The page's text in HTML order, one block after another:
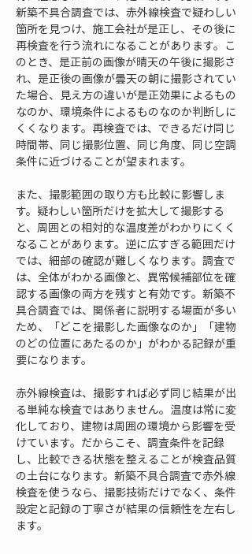
新築不具合調査では、赤外線検査で疑わしい
箇所を見つけ、施工会社が是正し、その後に
再検査を行う流れになることがあります。こ
のとき、是正前の画像が晴天の午後に撮影さ
れ、是正後の画像が曇天の朝に撮影されてい
た場合、見え方の違いが是正効果によるもの
なのか、環境条件によるものなのか判断しに
くくなります。再検査では、できるだけ同じ
時間帯、同じ撮影位置、同じ角度、同じ空調
条件に近づけることが望まれます。
また、撮影範囲の取り方も比較に影響しま
す。疑わしい箇所だけを拡大して撮影する
と、周囲との相対的な温度差がわかりにくく
なることがあります。逆に広すぎる範囲だけ
では、細部の確認が難しくなります。調査で
は、全体がわかる画像と、異常候補部位を確
認する画像の両方を残すと有効です。新築不
具合調査では、関係者に説明する場面が多い
ため、「どこを撮影した画像なのか」「建物
のどの位置にあたるのか」がわかる記録が重
要になります。
赤外線検査は、撮影すれば必ず同じ結果が出
る単純な検査ではありません。温度は常に変
化しており、建物は周囲の環境から影響を受
けています。だからこそ、調査条件を記録
し、比較できる状態を整えることが検査品質
の土台になります。新築不具合調査で赤外線
検査を使うなら、撮影技術だけでなく、条件
設定と記録の丁寧さが結果の信頼性を左右し
ます。